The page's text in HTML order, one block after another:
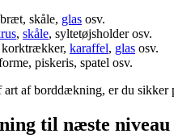
skåle, glas osv.
, skåle, syltetøjsholder osv.
korktrækker, karaffel, glas osv.
piskeris, spatel osv.
art af borddækning, er du
til næste niveau